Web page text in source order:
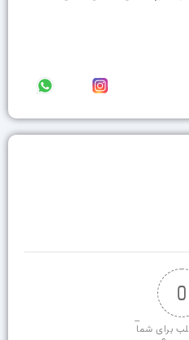
0
برای شما